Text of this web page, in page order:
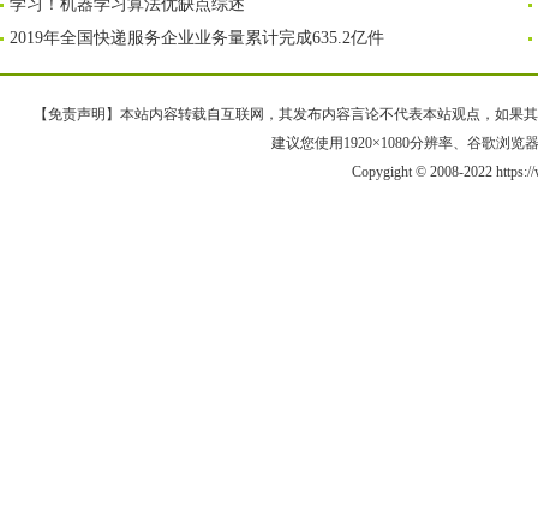
学习！机器学习算法优缺点综述
2019年全国快递服务企业业务量累计完成635.2亿件
【免责声明】本站内容转载自互联网，其发布内容言论不代表本站观点，如果
建议您使用1920×1080分辨率、谷歌浏览
Copygight © 2008-2022